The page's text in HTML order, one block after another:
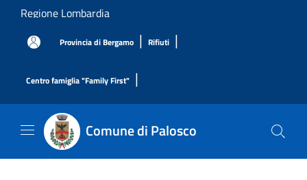
Salta al contenuto principale
Regione Lombardia
Provincia di Bergamo | Rifiuti |
Centro famiglia "Family First" |
Comune di Palosco